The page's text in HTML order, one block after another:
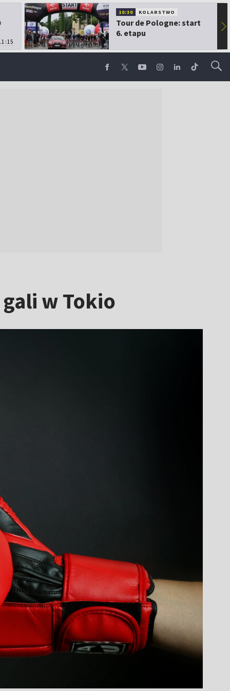
10:30 KOLARSTWO
Tour de Pologne: start
6. etapu
▶
w Tokio